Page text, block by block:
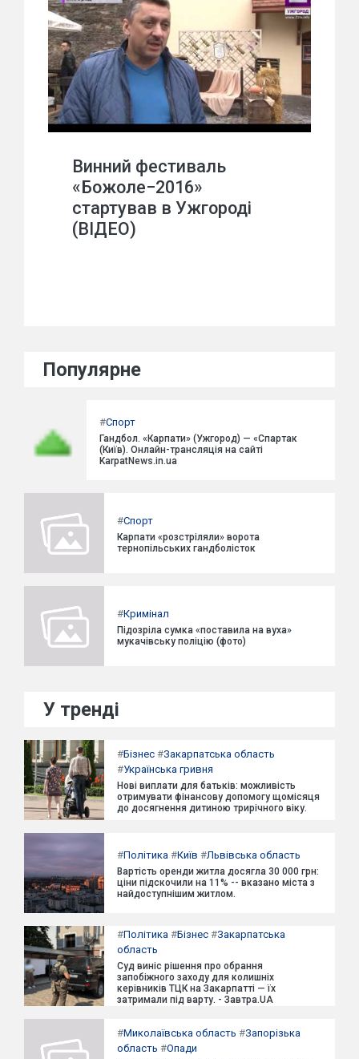
Винний фестиваль
«Божоле−2016»
стартував в Ужгороді
(ВІДЕО)
Популярне
#Спорт
Гандбол. «Карпати» (Ужгород) — «Спартак
(Київ). Онлайн-трансляція на сайті
KarpatNews.in.ua
#Спорт
Карпати «розстріляли» ворота
тернопільських гандболісток
#Кримінал
Підозріла сумка «поставила на вуха»
мукачівську поліцію (фото)
У тренді
#Бізнес #Закарпатська область
#Українська гривня
Нові виплати для батьків: можливість
отримувати фінансову допомогу щомісяця
до досягнення дитиною трирічного віку.
#Політика #Київ #Львівська область
Вартість оренди житла досягла 30 000 грн:
ціни підскочили на 11% -- вказано міста з
найдоступнішим житлом.
#Політика #Бізнес #Закарпатська
область
Суд виніс рішення про обрання
запобіжного заходу для колишніх
керівників ТЦК на Закарпатті — їх
затримали під варту. - Завтра.UA
#Миколаївська область #Запорізька
область #Опади